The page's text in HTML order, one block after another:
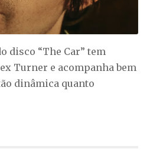
disco “The Car” tem
Turner e acompanha bem
dinâmica quanto